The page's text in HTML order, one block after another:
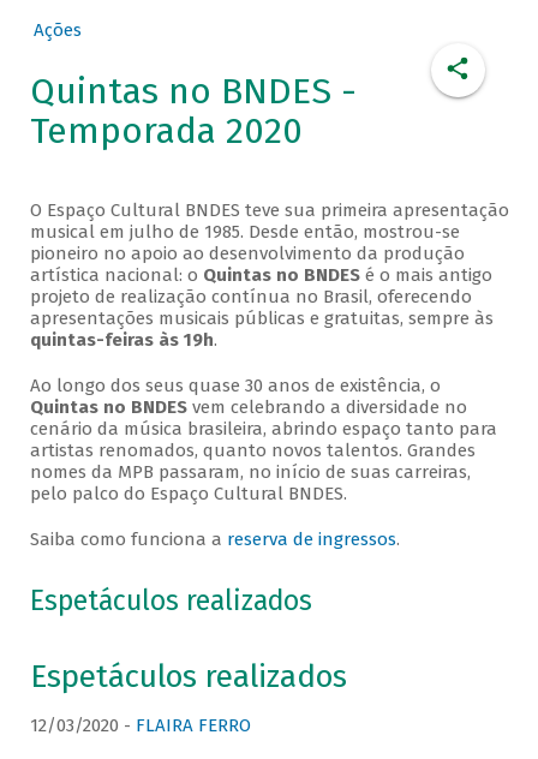
Ações
Quintas no BNDES -
Temporada 2020
O Espaço Cultural BNDES teve sua primeira apresentação
musical em julho de 1985. Desde então, mostrou-se
pioneiro no apoio ao desenvolvimento da produção
artística nacional: o Quintas no BNDESé o mais antigo
projeto de realização contínua no Brasil, oferecendo
apresentações musicais públicas e gratuitas, sempre às
quintas-feiras às 19h.
Ao longo dos seus quase 30 anos de existência, o
Quintas no BNDESvem celebrando a diversidade no
cenário da música brasileira, abrindo espaço tanto para
artistas renomados, quanto novos talentos. Grandes
nomes da MPB passaram, no início de suas carreiras,
pelo palco do Espaço Cultural BNDES.
Saiba como funciona a reserva de ingressos.
Espetáculos realizados
Espetáculos realizados
12/03/2020 - FLAIRA FERRO